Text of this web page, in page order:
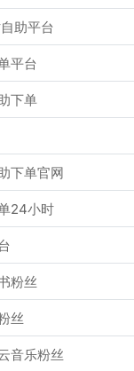
助平台
平台
下单
下单官网
24小时
粉丝
丝
音乐粉丝